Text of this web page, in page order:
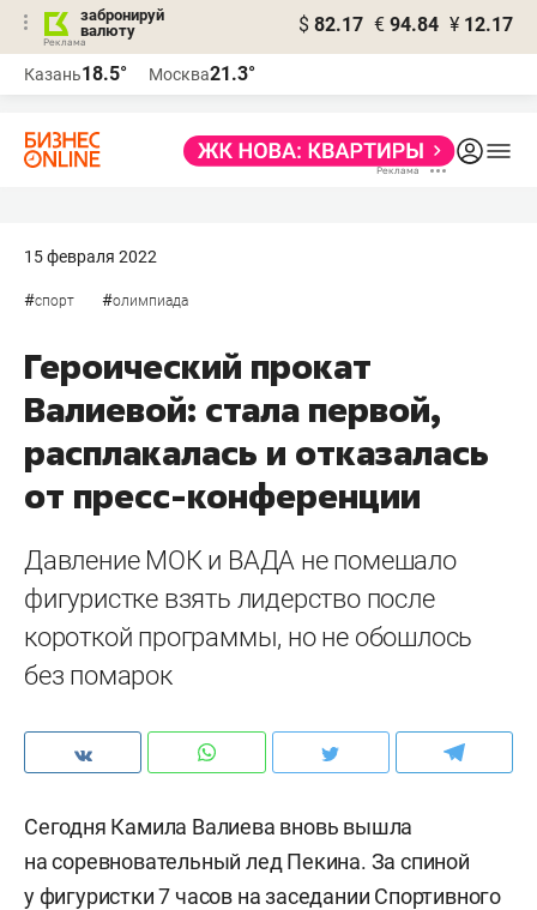
забронируй
валюту
$ 82.17 € 94.84 ¥ 12.17
Казань18.5° Москва21.3°
15 февраля 2022
#спорт #олимпиада
Героический прокат
Валиевой: стала первой,
расплакалась и отказалась
от пресс-конференции
Давление МОК и ВАДА не помешало
фигуристке взять лидерство после
короткой программы​​​​​​​, но не обошлось
без помарок
Сегодня Камила Валиева вновь вышла
на соревновательный лед Пекина. За спиной
у фигуристки 7 часов на заседании Спортивного